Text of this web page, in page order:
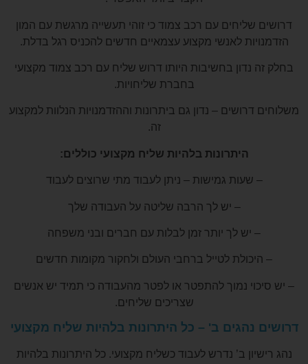
דרושים שליחים עם רכב צמוד כי זוהי תעשייה מרגשת עם המון
הזדמנויות לאנשי מקצוע עצמאיים חדשים להכניס רגל בדלת.
בחלק זה נדון בחשיבות היותו דרוש שליח עם רכב צמוד מקצועי
בחברת שליחויות.
משלוחים דרושים – נדון גם ביתרונות וההזדמנויות הנלוות למקצוע
זה.
היתרונות בלהיות שליח מקצועי כוללים:
– שעות גמישות – ניתן לעבוד מתי שרוצים לעבוד
– יש לך הרבה שליטה על העבודה שלך
– יש לך יותר זמן לבלות עם חברים ובני משפחה
– היכולת לטייל ברחבי העולם ולחקור מקומות חדשים
– יש סיכוי נמוך להתפטר או לפטר מהעבודה כי תמיד יש אנשים
שצריכים שליחים.
דרושים נהגים ב' – כל היתרונות בלהיות שליח מקצועי
נהג רישיון ב’ נדרש לעבוד כשליח מקצועי. כל היתרונות בלהיות